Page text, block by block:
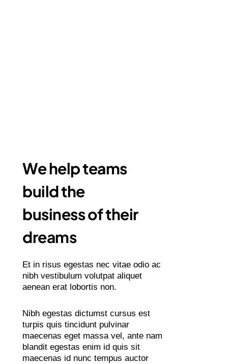
We help teams
build the
business of their
dreams
Et in risus egestas nec vitae odio ac
nibh vestibulum volutpat aliquet
aenean erat lobortis non.
Nibh egestas dictumst cursus est
turpis quis tincidunt pulvinar
maecenas eget massa vel, ante nam
blandit egestas enim id quis sit
maecenas id nunc tempus auctor